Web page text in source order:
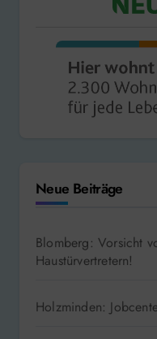
Neue Beiträge
Blomberg: Vorsicht
Haustürvertretern!
Holzminden: